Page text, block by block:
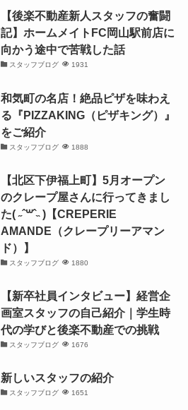
【後楽不動産新人スタッフの奮闘
記】ホームメイトFC岡山駅前店に
向かう途中で苦戦した話
スタッフブログ 1931
和気町の名店！絶品ピザを味わえ
る『PIZZAKING（ピザキング）』
をご紹介
スタッフブログ 1888
【北区下伊福上町】5月オープン
のクレープ屋さんに行ってきまし
た( ˶ˆ꒳ˆ˵ )【CREPERIE
AMANDE（クレープリーアマン
ド）】
スタッフブログ 1880
【新卒社員インタビュー】経営企
画室スタッフの自己紹介｜学生時
代の学びと後楽不動産での挑戦
スタッフブログ 1676
新しいスタッフの紹介
スタッフブログ 1651